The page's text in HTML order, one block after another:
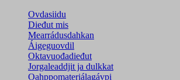
Ovdasiidu
Dieđut mis
Mearrádusdahkan
Áigeguovdil
Oktavuođadieđut
Jorgaleaddjit ja dulkkat
Oahppomateriálagávpi